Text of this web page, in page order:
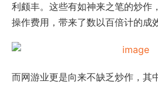
利颇丰。这些有如神来之笔的炒作
操作费用，带来了数以百倍计的成效
而网游业更是向来不缺乏炒作，其